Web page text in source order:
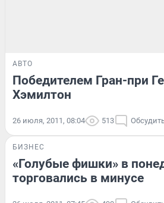
АВТО
Победителем Гран-при
Хэмилтон
26 июля, 2011, 08:04 513
БИЗНЕС
«Голубые фишки» в
торговались в минусе